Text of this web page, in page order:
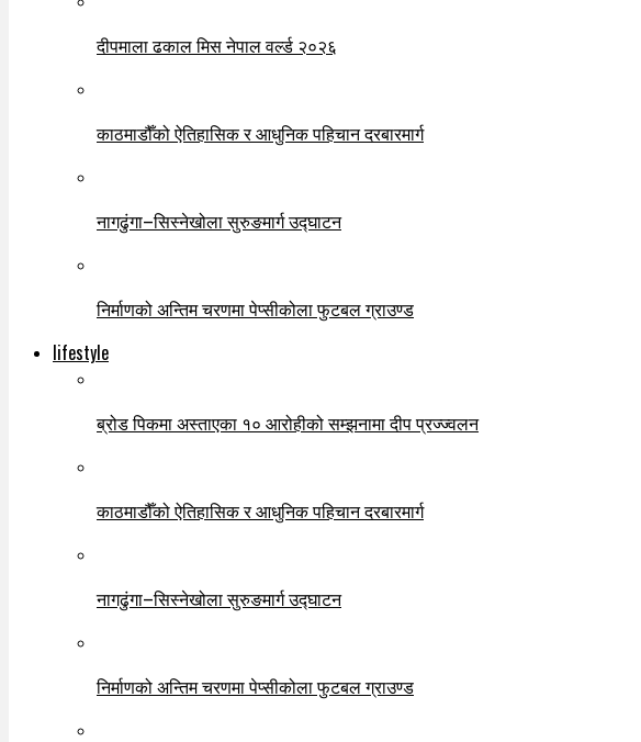
दीपमाला ढकाल मिस नेपाल वर्ल्ड २०२६
काठमाडौँको ऐतिहासिक र आधुनिक पहिचान दरबारमार्ग
नागढुंगा–सिस्नेखोला सुरुङमार्ग उद्घाटन
निर्माणको अन्तिम चरणमा पेप्सीकोला फुटबल ग्राउण्ड
lifestyle
ब्रोड पिकमा अस्ताएका १० आरोहीको सम्झनामा दीप प्रज्ज्वलन
काठमाडौँको ऐतिहासिक र आधुनिक पहिचान दरबारमार्ग
नागढुंगा–सिस्नेखोला सुरुङमार्ग उद्घाटन
निर्माणको अन्तिम चरणमा पेप्सीकोला फुटबल ग्राउण्ड